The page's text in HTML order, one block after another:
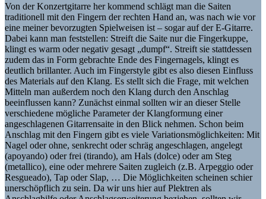
Von der Konzertgitarre her kommend schlägt man die Saiten
traditionell mit den Fingern der rechten Hand an, was nach wie vor
eine meiner bevorzugten Spielweisen ist – sogar auf der E-Gitarre.
Dabei kann man feststellen: Streift die Saite nur die Fingerkuppe,
klingt es warm oder negativ gesagt „dumpf“. Streift sie stattdessen
zudem das in Form gebrachte Ende des Fingernagels, klingt es
deutlich brillanter. Auch im Fingerstyle gibt es also diesen Einfluss
des Materials auf den Klang. Es stellt sich die Frage, mit welchen
Mitteln man außerdem noch den Klang durch den Anschlag
beeinflussen kann? Zunächst einmal sollten wir an dieser Stelle
verschiedene mögliche Parameter der Klangformung einer
angeschlagenen Gitarrensaite in den Blick nehmen. Schon beim
Anschlag mit den Fingern gibt es viele Variationsmöglichkeiten: Mit
Nagel oder ohne, senkrecht oder schräg angeschlagen, angelegt
(apoyando) oder frei (tirando), am Hals (dolce) oder am Steg
(metallico), eine oder mehrere Saiten zugleich (z.B. Arpeggio oder
Resgueado), Tap oder Slap, … Die Möglichkeiten scheinen schier
unerschöpflich zu sein. Da wir uns hier auf Plektren als